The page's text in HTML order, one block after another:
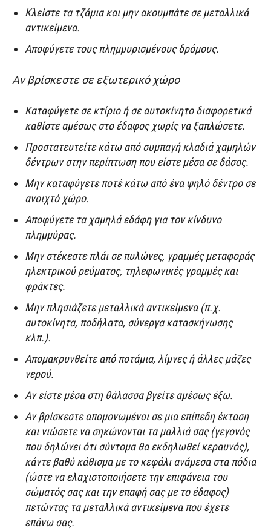
Κλείστε τα τζάμια και μην ακουμπάτε σε μεταλλικά
αντικείμενα.
Αποφύγετε τους πλημμυρισμένους δρόμους.
Αν βρίσκεστε σε εξωτερικό χώρο
Καταφύγετε σε κτίριο ή σε αυτοκίνητο διαφορετικά
καθίστε αμέσως στο έδαφος χωρίς να ξαπλώσετε.
Προστατευτείτε κάτω από συμπαγή κλαδιά χαμηλών
δέντρων στην περίπτωση που είστε μέσα σε δάσος.
Μην καταφύγετε ποτέ κάτω από ένα ψηλό δέντρο σε
ανοιχτό χώρο.
Αποφύγετε τα χαμηλά εδάφη για τον κίνδυνο
πλημμύρας.
Μην στέκεστε πλάι σε πυλώνες, γραμμές μεταφοράς
ηλεκτρικού ρεύματος, τηλεφωνικές γραμμές και
φράκτες.
Μην πλησιάζετε μεταλλικά αντικείμενα (π.χ.
αυτοκίνητα, ποδήλατα, σύνεργα κατασκήνωσης
κλπ.).
Απομακρυνθείτε από ποτάμια, λίμνες ή άλλες μάζες
νερού.
Αν είστε μέσα στη θάλασσα βγείτε αμέσως έξω.
Αν βρίσκεστε απομονωμένοι σε μια επίπεδη έκταση
και νιώσετε να σηκώνονται τα μαλλιά σας (γεγονός
που δηλώνει ότι σύντομα θα εκδηλωθεί κεραυνός),
κάντε βαθύ κάθισμα με το κεφάλι ανάμεσα στα πόδια
(ώστε να ελαχιστοποιήσετε την επιφάνεια του
σώματός σας και την επαφή σας με το έδαφος)
πετώντας τα μεταλλικά αντικείμενα που έχετε
επάνω σας.